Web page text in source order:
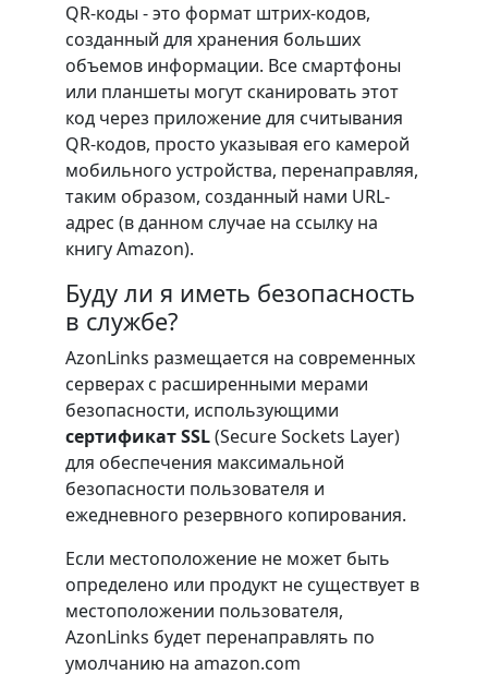
QR-коды - это формат штрих-кодов,
созданный для хранения больших
объемов информации. Все смартфоны
или планшеты могут сканировать этот
код через приложение для считывания
QR-кодов, просто указывая его камерой
мобильного устройства, перенаправляя,
таким образом, созданный нами URL-
адрес (в данном случае на ссылку на
книгу Amazon).
Буду ли я иметь безопасность
в службе?
AzonLinks размещается на современных
серверах с расширенными мерами
безопасности, использующими
сертификат SSL(Secure Sockets Layer)
для обеспечения максимальной
безопасности пользователя и
ежедневного резервного копирования.
Если местоположение не может быть
определено или продукт не существует в
местоположении пользователя,
AzonLinks будет перенаправлять по
умолчанию на amazon.com